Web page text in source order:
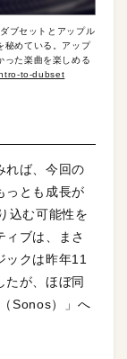
ブセットとアップル
秘めている。アップ
った楽曲を楽しめる
to-dubset
れば、今回の
っとも成長が
込む可能性を
ブは、まさ
ックは昨年11
たが、ほぼ同
Sonos）」へ